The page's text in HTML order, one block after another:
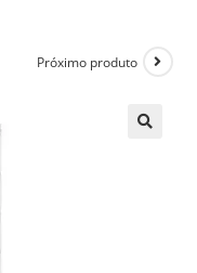
Próximo produto